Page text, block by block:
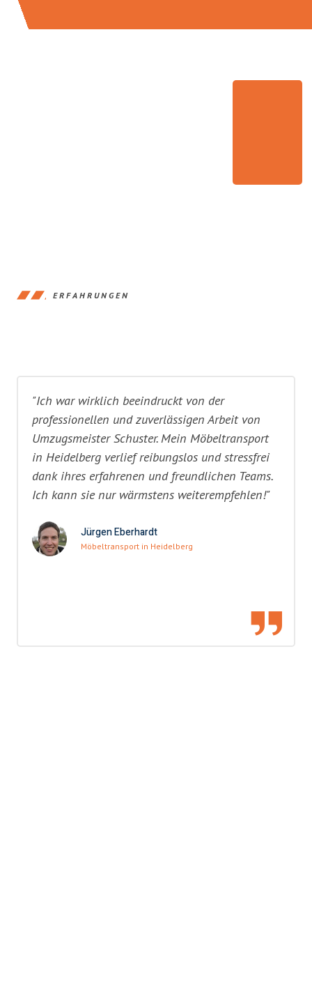
ERFAHRUNGEN
"Ich war wirklich beeindruckt von der
professionellen und zuverlässigen Arbeit von
Umzugsmeister Schuster. Mein Möbeltransport
in Heidelberg verlief reibungslos und stressfrei
dank ihres erfahrenen und freundlichen Teams.
Ich kann sie nur wärmstens weiterempfehlen!"
Jürgen Eberhardt
Möbeltransport in Heidelberg